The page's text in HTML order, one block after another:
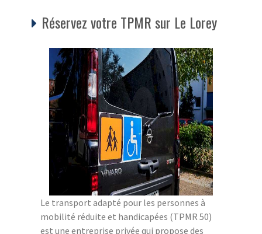
Réservez votre TPMR sur Le Lorey
Le transport adapté pour les personnes à
mobilité réduite et handicapées (TPMR 50)
est une entreprise privée qui propose des